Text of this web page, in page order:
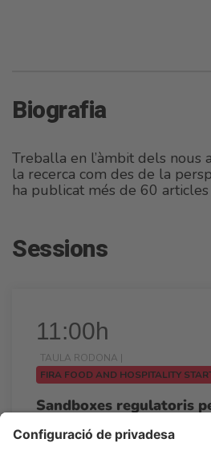
Biografia
Treballa en l’àmbit dels nous
la recerca com des de la
ha publicat més de 60
Sessions
11:00h
TAULA RODONA |
FIRA FOOD AND HOSPITALITY
Sandboxes regulatoris
alimentaris i d’hostaleria